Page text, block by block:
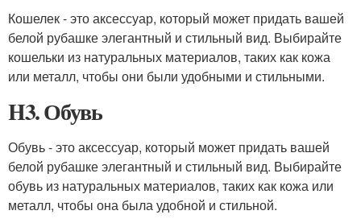
Кошелек - это аксессуар, который может придать вашей
белой рубашке элегантный и стильный вид. Выбирайте
кошельки из натуральных материалов, таких как кожа
или металл, чтобы они были удобными и стильными.
H3. Обувь
Обувь - это аксессуар, который может придать вашей
белой рубашке элегантный и стильный вид. Выбирайте
обувь из натуральных материалов, таких как кожа или
металл, чтобы она была удобной и стильной.